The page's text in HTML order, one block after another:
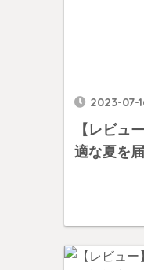
2023-07-
【レビュ
適な夏を